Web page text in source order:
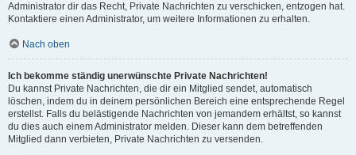
Administrator dir das Recht, Private Nachrichten zu verschicken, entzogen hat.
Kontaktiere einen Administrator, um weitere Informationen zu erhalten.
Nach oben
Ich bekomme ständig unerwünschte Private Nachrichten!
Du kannst Private Nachrichten, die dir ein Mitglied sendet, automatisch
löschen, indem du in deinem persönlichen Bereich eine entsprechende Regel
erstellst. Falls du belästigende Nachrichten von jemandem erhältst, so kannst
du dies auch einem Administrator melden. Dieser kann dem betreffenden
Mitglied dann verbieten, Private Nachrichten zu versenden.